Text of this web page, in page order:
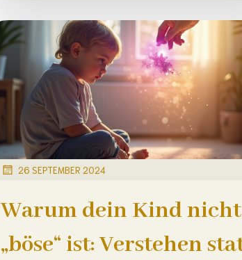
26 SEPTEMBER 2024
Warum dein Kind nicht
„böse“ ist: Verstehen